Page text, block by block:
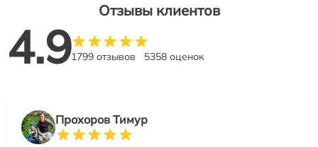
Отзывы клиентов
4.91799 отзывов 5358 оценок
Прохоров Тимур